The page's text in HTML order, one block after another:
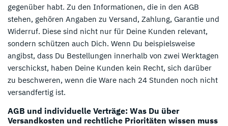
gegenüber habt. Zu den Informationen, die in den AGB
stehen, gehören Angaben zu Versand, Zahlung, Garantie und
Widerruf. Diese sind nicht nur für Deine Kunden relevant,
sondern schützen auch Dich. Wenn Du beispielsweise
angibst, dass Du Bestellungen innerhalb von zwei Werktagen
verschickst, haben Deine Kunden kein Recht, sich darüber
zu beschweren, wenn die Ware nach 24 Stunden noch nicht
versandfertig ist.
AGB und individuelle Verträge: Was Du über
Versandkosten und rechtliche Prioritäten wissen muss